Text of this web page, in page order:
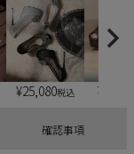
¥25,080税込 ¥
確認事項